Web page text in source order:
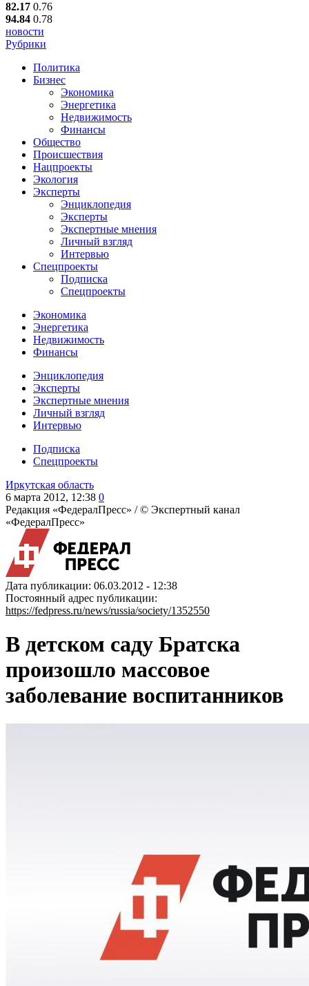
82.17 0.76
94.84 0.78
новости
Рубрики
Политика
Бизнес
Экономика
Энергетика
Недвижимость
Финансы
Общество
Происшествия
Нацпроекты
Экология
Эксперты
Энциклопедия
Эксперты
Экспертные мнения
Личный взгляд
Интервью
Спецпроекты
Подписка
Спецпроекты
Экономика
Энергетика
Недвижимость
Финансы
Энциклопедия
Эксперты
Экспертные мнения
Личный взгляд
Интервью
Подписка
Спецпроекты
Иркутская область
6 марта 2012, 12:38 0
Редакция «ФедералПресс» /© Экспертный канал
«ФедералПресс»
Дата публикации: 06.03.2012 - 12:38
Постоянный адрес публикации:
https://fedpress.ru/news/russia/society/1352550
В детском саду Братска
произошло массовое
заболевание воспитанников